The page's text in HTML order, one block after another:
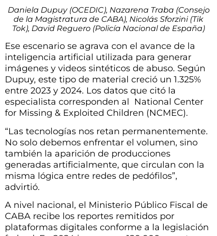
Daniela Dupuy (OCEDIC), Nazarena Traba (Consejo
de la Magistratura de CABA), Nicolás Sforzini (Tik
Tok), David Reguero (Policía Nacional de España)
Ese escenario se agrava con el avance de la
inteligencia artificial utilizada para generar
imágenes y videos sintéticos de abuso. Según
Dupuy, este tipo de material creció un 1.325%
entre 2023 y 2024. Los datos que citó la
especialista corresponden al National Center
for Missing & Exploited Children (NCMEC).
“Las tecnologías nos retan permanentemente.
No solo debemos enfrentar el volumen, sino
también la aparición de producciones
generadas artificialmente, que circulan con la
misma lógica entre redes de pedófilos”,
advirtió.
A nivel nacional, el Ministerio Público Fiscal de
CABA recibe los reportes remitidos por
plataformas digitales conforme a la legislación